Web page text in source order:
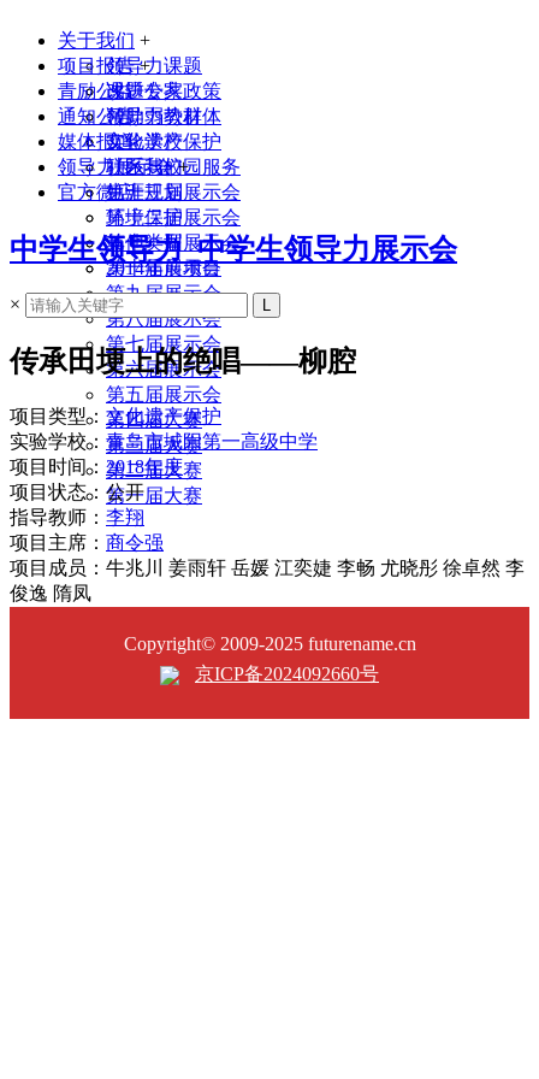
关于我们 +
领导力课题
课题专家
领导力教材
实验学校
联系我们
项目报告 +
改进公共政策
帮助弱势群体
文化遗产保护
社区与校园服务
生涯规划
环境保护
其他类型
2014年前项目
青励公益
通知公告
媒体报道
领导力展示会 +
第十三届展示会
第十二届展示会
第十一届展示会
第十届展示会
第九届展示会
第八届展示会
第七届展示会
第六届展示会
第五届展示会
第四届大赛
第三届大赛
第二届大赛
第一届大赛
官方微店
中学生领导力_中学生领导力展示会
×
传承田埂上的绝唱——柳腔
项目类型： 文化遗产保护
实验学校： 青岛市城阳第一高级中学
项目时间： 2018年度
项目状态：公开
指导教师： 李翔
项目主席： 商令强
项目成员：牛兆川 姜雨轩 岳媛 江奕婕 李畅 尤晓彤 徐卓然 李
俊逸 隋凤
Copyright© 2009-2025 futurename.cn
京ICP备2024092660号